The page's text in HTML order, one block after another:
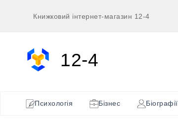
Книжковий інтернет-магазин 12-4
12-4
Психологія Бізнес Біографії